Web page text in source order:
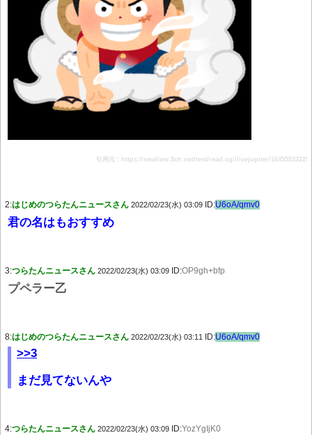
引用元：https://swallow.5ch.net/test/read.cgi/livejupiter/1645553322/
2:はじめのつらたんニュースさん 2022/02/23(水) 03:09 ID:U6oA/qmv0
君の名はもおすすめ
3:つらたんニュースさん 2022/02/23(水) 03:09 ID:OP9gh+bfp
プペラー乙
8:はじめのつらたんニュースさん 2022/02/23(水) 03:11 ID:U6oA/qmv0
>>3
まだ見てないんや
4:つらたんニュースさん 2022/02/23(水) 03:09 ID:YozYgIjK0